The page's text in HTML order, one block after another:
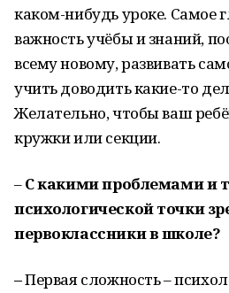
каком-нибудь уроке. Самое
важность учёбы и знаний,
всему новому, развивать
учить доводить какие-то
Желательно, чтобы ваш
кружки или секции.
–С какими проблемами и
психологической точки
первоклассники в школе?
–Первая сложность –